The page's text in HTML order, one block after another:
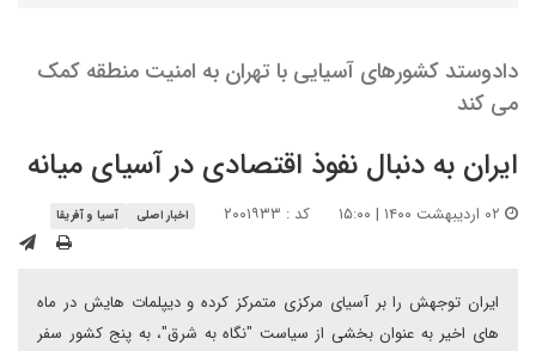
دادوستد کشورهای آسیایی با تهران به امنیت منطقه کمک
می کند
ایران به دنبال نفوذ اقتصادی در آسیای میانه
کد : ۲۰۰۱۹۳۳ اخبار اصلی آسیا و آفریقا
ایران توجهش را بر آسیای مرکزی متمرکز کرده و دیپلمات هایش در ماه
های اخیر به عنوان بخشی از سیاست "نگاه به شرق"، به پنج کشور سفر